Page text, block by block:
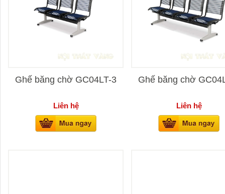
Ghế băng chờ GC04LT-3
Liên hệ
Ghế băng chờ
Liên hệ